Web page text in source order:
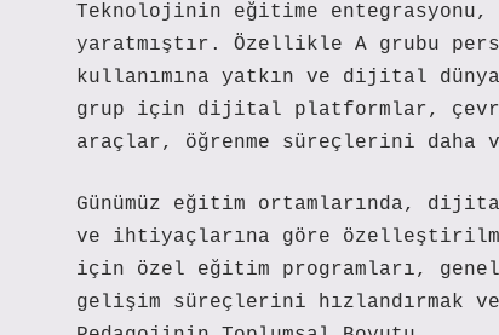
Teknolojinin eğitime entegrasyonu,
yaratmıştır. Özellikle A grubu
kullanımına yatkın ve dijital
grup için dijital platformlar,
araçlar, öğrenme süreçlerini
Günümüz eğitim ortamlarında,
ve ihtiyaçlarına göre
için özel eğitim programları,
gelişim süreçlerini hızlandırmak